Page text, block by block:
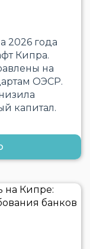
2026 года
Кипра.
на
ОЭСР.
капитал.